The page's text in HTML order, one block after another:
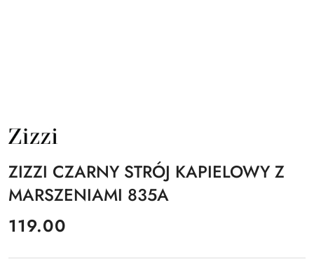
NAZWA
PRODUCENTA:
ZIZZI CZARNY STRÓJ KAPIELOWY Z
MARSZENIAMI 835A
cena:
119.00